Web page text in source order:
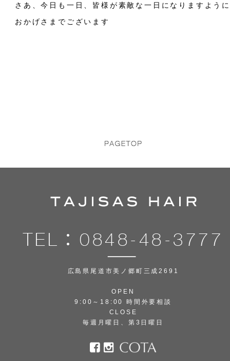
さあ、今日も一日、皆様が素敵な一日になりますように
おかげさまでございます
広島県尾道市美ノ郷町三成2691
OPEN
9:00～18:00 時間外要相談
CLOSE
毎週月曜日、第3日曜日